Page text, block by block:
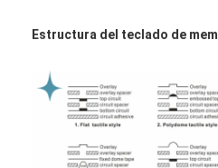
Estructura del teclado de